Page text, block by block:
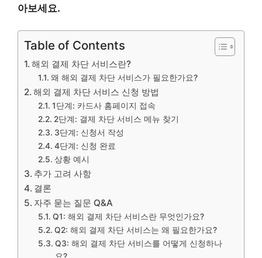
아보세요.
Table of Contents
해외 결제 차단 서비스란?
왜 해외 결제 차단 서비스가 필요한가요?
해외 결제 차단 서비스 신청 방법
1단계: 카드사 홈페이지 접속
2단계: 결제 차단 서비스 메뉴 찾기
3단계: 신청서 작성
4단계: 신청 완료
상황 예시
추가 고려 사항
결론
자주 묻는 질문 Q&A
Q1: 해외 결제 차단 서비스란 무엇인가요?
Q2: 해외 결제 차단 서비스는 왜 필요한가요?
Q3: 해외 결제 차단 서비스를 어떻게 신청하나